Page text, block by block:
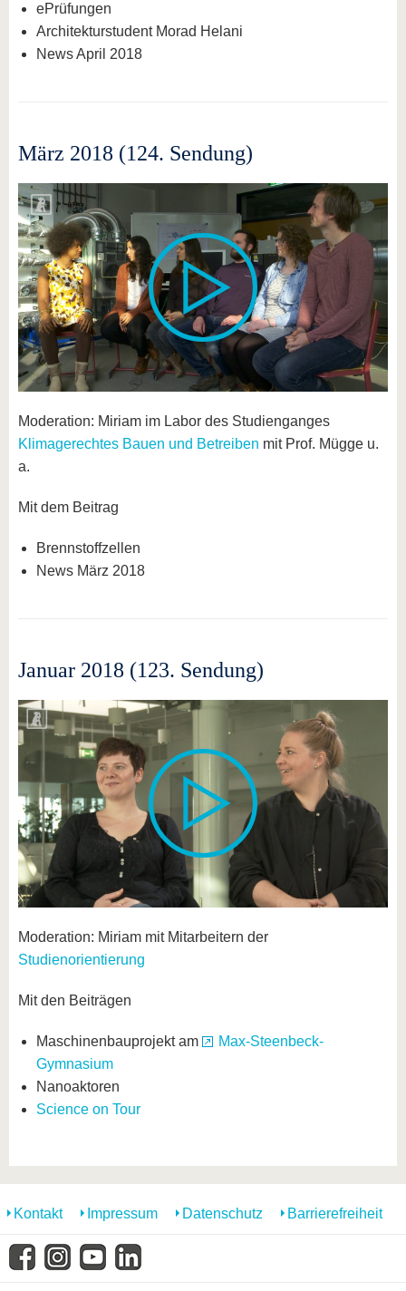
ePrüfungen
Architekturstudent Morad Helani
News April 2018
März 2018 (124. Sendung)
Moderation: Miriam im Labor des Studienganges
Klimagerechtes Bauen und Betreiben mit Prof. Mügge u.
a.
Mit dem Beitrag
Brennstoffzellen
News März 2018
Januar 2018 (123. Sendung)
Moderation: Miriam mit Mitarbeitern der
Studienorientierung
Mit den Beiträgen
Maschinenbauprojekt am
Max-Steenbeck-
Gymnasium
Nanoaktoren
Science on Tour
Kontakt Impressum Datenschutz Barrierefreiheit